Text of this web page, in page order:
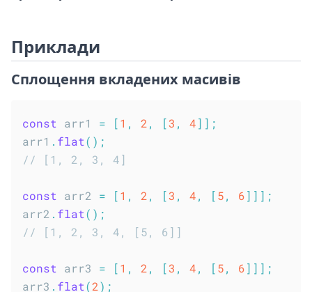
Приклади
Сплощення вкладених масивів
const arr1 = [1 , 2 , [3 , 4] ] ;
arr1 . flat( ) ;
// [1, 2, 3, 4]
const arr2 = [1 , 2 , [3 , 4, [5, 6] ] ] ;
arr2 . flat( ) ;
// [1, 2, 3, 4, [5, 6]]
const arr3 = [1 , 2 , [3 , 4, [5, 6] ] ] ;
arr3 . flat(2) ;